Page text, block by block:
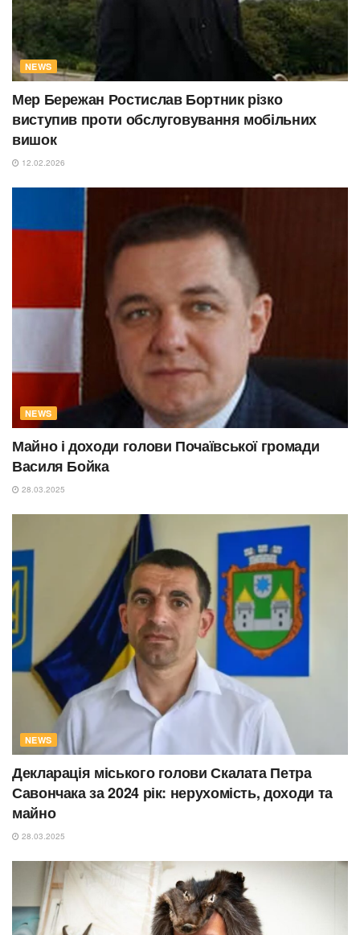
NEWS
Мер Бережан Ростислав Бортник різко
виступив проти обслуговування мобільних
вишок
12.02.2026
NEWS
Майно і доходи голови Почаївської громади
Василя Бойка
28.03.2025
NEWS
Декларація міського голови Скалата Петра
Савончака за 2024 рік: нерухомість, доходи та
майно
28.03.2025